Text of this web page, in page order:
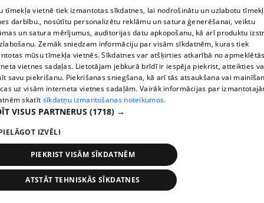
pirms 3 mēnešiem 00:06:24
Grila sezonā lieliski iespējams ievērot veselīga
uztura principus
13. epizode
tīmekļa vietnē tiek izmantotas sīkdatnes, lai nodrošinātu un uzlabotu
darbību., nosūtītu personalizētu reklāmu un satura ģenerēšanai, veiktu
un satura mērījumus, auditorijas datu apkopošanu, kā arī produktu
Zemāk sniedzam informāciju par visām sīkdatnēm, kuras tiek
mūsu tīmekļa vietnēs. Sīkdatnes var atšķirties atkarībā no
vietnes sadaļas. Lietotājam jebkurā brīdī ir iespēja piekrist, atteikties
savu piekrišanu. Piekrišanas sniegšana, kā arī tās atsaukšana vai
uz visām interneta vietnes sadaļām. Vairāk informācijas par
skatīt sīkdatņu izmantošanas noteikumos.
VISUS PARTNERUS (1718) →
IZVĒLI
PIEKRIST VISĀM SĪKDATNĒM
ATSTĀT TEHNISKĀS SĪKDATNES